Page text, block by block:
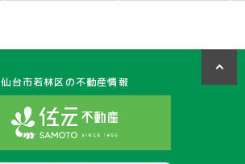
接道6ｍ以上
上下水道完備
仙台市若林区の不動産情報